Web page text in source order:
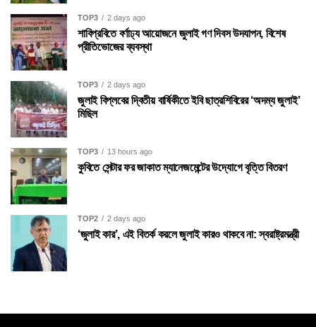
TOP3 2 days ago
শাবিপ্রবিতে বর্ণাঢ্য আয়োজনে জুলাই গণ দিবস উদযাপন, বিশেষ
প্রীতিভোজের ব্যবস্থা
TOP3 2 days ago
জুলাই বিপ্লবের দ্বিতীয় বার্ষিকীতে ইবি ছাত্রশিবিরের ‘অদম্য জুলাই’
মিছিল
TOP3 13 hours ago
কুবিতে সেন্টার ফর জাকাত ম্যানেজমেন্টের উদ্যোগে বৃত্তি বিতরণ
TOP2 2 days ago
‘জুলাই কার’, এই বিতর্ক করলে জুলাই কারও থাকবে না: স্বরাষ্ট্রমন্ত্রী